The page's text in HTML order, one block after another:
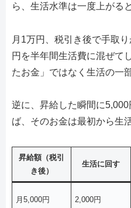
ら、生活水準は一度上がる
月1万円、税引き後で手取
円を半年間生活費に混ぜて
たお金」ではなく生活の一
逆に、昇給した瞬間に
ば、そのお金は最初から生
昇給額（税引
き後）
生活に回す
月5,000円 2,000円